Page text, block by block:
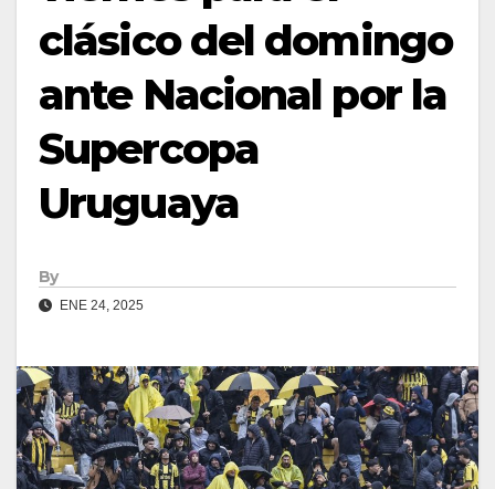
clásico del domingo
ante Nacional por la
Supercopa
Uruguaya
By
ENE 24, 2025